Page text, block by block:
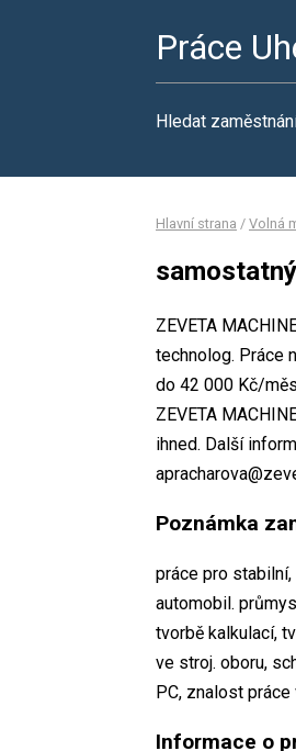
Práce
Hledat
Hlavní strana / Volná
ZEVETA
technolog. Práce
do 42 000 Kč/
ZEVETA
ihned. Další
Poznámka
práce pro
automobil.
tvorbě kalkulací,
ve stroj. oboru,
PC, znalost
Informace o